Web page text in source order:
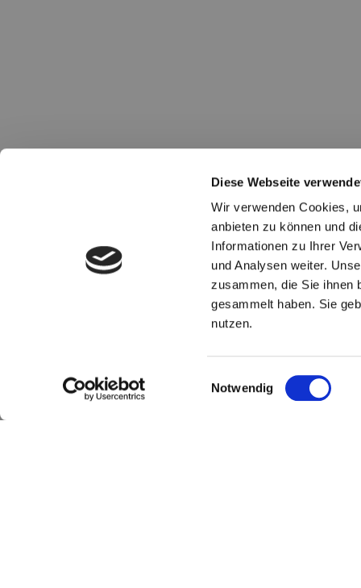
Diese Webseite
Wir verwenden Cookies,
anbieten zu können und
Informationen zu Ihrer
und Analysen weiter.
zusammen, die Sie ihnen
gesammelt haben. Sie
nutzen.
Einwilligungsauswahl
Notwendig